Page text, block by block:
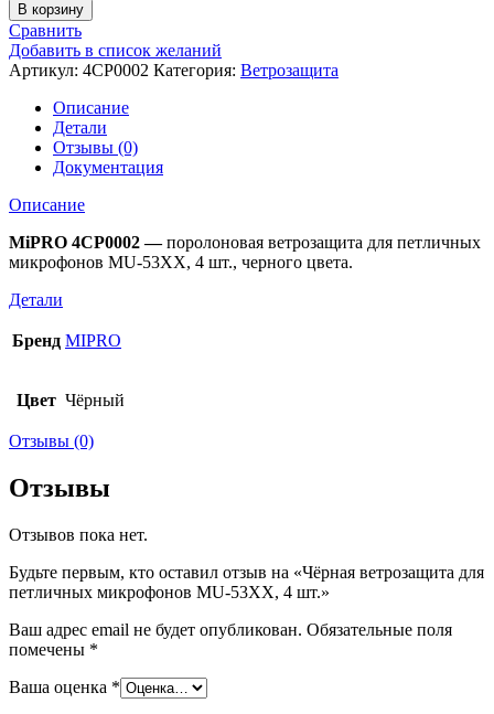
В корзину
Сравнить
Добавить в список желаний
Артикул: 4CP0002 Категория: Ветрозащита
Описание
Детали
Отзывы (0)
Документация
Описание
MiPRO 4CP0002 —поролоновая ветрозащита для петличных
микрофонов MU-53XX, 4 шт., черного цвета.
Детали
Бренд MIPRO
Цвет Чёрный
Отзывы (0)
Отзывы
Отзывов пока нет.
Будьте первым, кто оставил отзыв на «Чёрная ветрозащита для
петличных микрофонов MU-53XX, 4 шт.»
Ваш адрес email не будет опубликован. Обязательные поля
помечены *
Ваша оценка *